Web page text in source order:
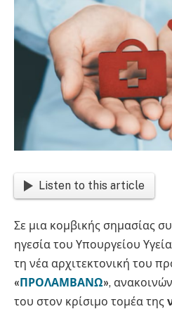
Listen to this article
Σε μια κομβικής σημασίας
ηγεσία του Υπουργείου
τη νέα αρχιτεκτονική του
«ΠΡΟΛΑΜΒΑΝΩ»,
του στον κρίσιμο τομέα της